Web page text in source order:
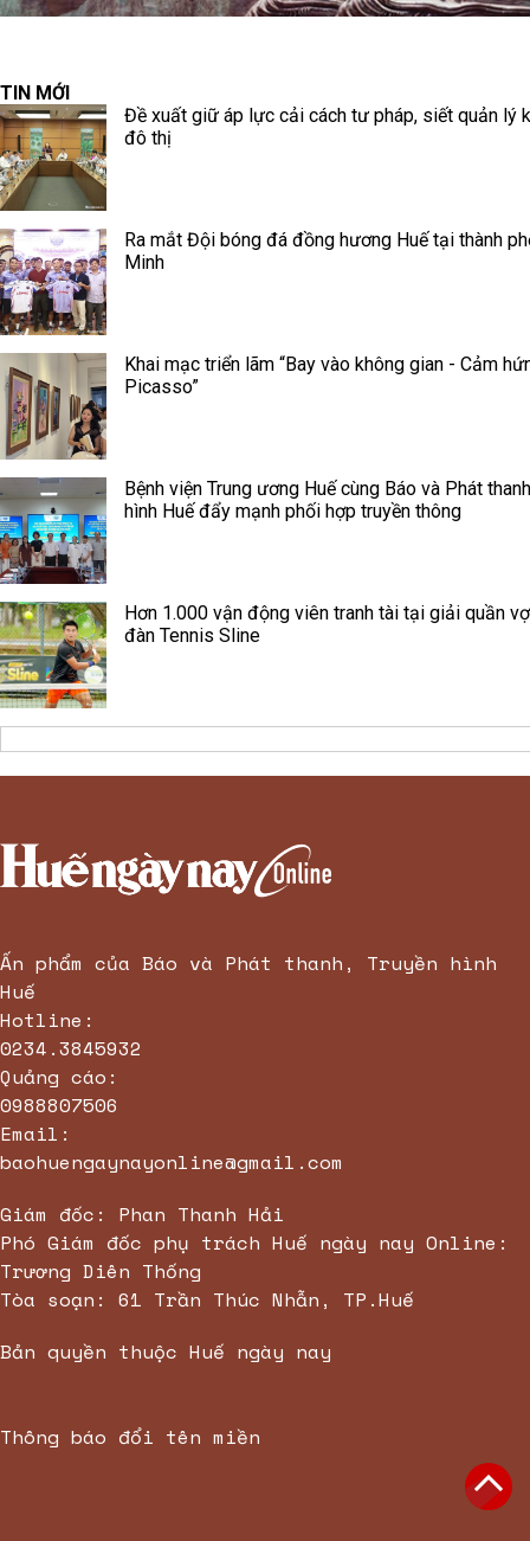
TIN MỚI
Đề xuất giữ áp lực cải cách tư pháp, siết quản lý
đô thị
Ra mắt Đội bóng đá đồng hương Huế tại thành
Minh
Khai mạc triển lãm “Bay vào không gian - Cảm
Picasso”
Bệnh viện Trung ương Huế cùng Báo và Phát
hình Huế đẩy mạnh phối hợp truyền thông
Hơn 1.000 vận động viên tranh tài tại giải quần
đàn Tennis Sline
Ấn phẩm của Báo và Phát thanh, Truyền hình
Huế
Hotline:
0234.3845932
Quảng cáo:
0988807506
Email:
baohuengaynayonline@gmail.com
Giám đốc: Phan Thanh Hải
Phó Giám đốc phụ trách Huế ngày nay Online:
Trương Diên Thống
Tòa soạn: 61 Trần Thúc Nhẫn, TP.Huế
Bản quyền thuộc Huế ngày nay
Thông báo đổi tên miền